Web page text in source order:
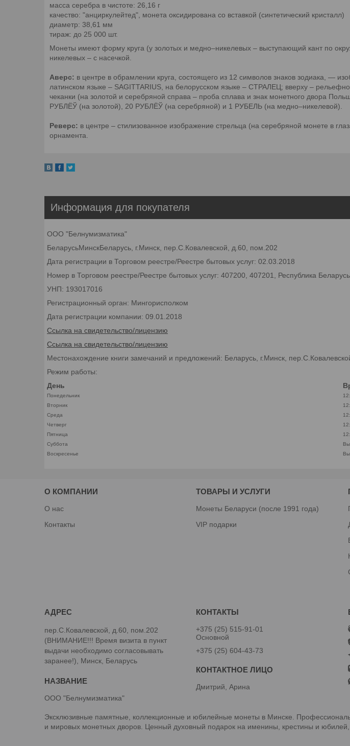
масса серебра в чистоте: 26,16 г
качество: "анциркулейтед", монета оксидирована со вставкой (синтетический кристалл)
диаметр: 38,61 мм
тираж: до 25 000 шт.
Монеты имеют форму круга (у золотых и медно–никелевых – выступающий кант по
никелевых – с насечкой.
Аверс: в центре в обрамлении круга, состоящего из 12 символов знаков зодиака, —
латинском языке – SAGITTARIUS, на белорусском языке – СТРАЛЕЦ; вверху –
чеканки (на золотой и серебряной справа – проба сплава и знак монетного двора
РУБЛЁЎ (на золотой), 20 РУБЛЁЎ (на серебряной) и 1 РУБЕЛЬ (на медно–никелевой).
Реверс: в центре – стилизованное изображение стрельца (на серебряной монете в
орнамента.
Информация для покупателя
ООО "Белнумизматика"
БеларусьМинскБеларусь, г.Минск, пер.С.Ковалевской, д.60, пом.202
Дата регистрации в Торговом реестре/Реестре бытовых услуг: 02.03.2018
Номер в Торговом реестре/Реестре бытовых услуг: 407200, 407201, Республика Беларусь
УНП: 193017016
Регистрационный орган: Мингорисполком
Дата регистрации компании: 09.01.2018
Ссылка на свидетельство/лицензию
Ссылка на свидетельство/лицензию
Местонахождение книги замечаний и предложений: Беларусь, г.Минск,
Режим работы:
День
Понедельник
Вторник
Среда
Четверг
Пятница
Суббота
Воскресенье
О КОМПАНИИ
О нас
Контакты
ТОВАРЫ И УСЛУГИ
Монеты Беларуси (после 1991 года)
VIP подарки
пер.С.Ковалевской, д.60, пом.202
(ВНИМАНИЕ!!! Время визита в пункт
выдачи необходимо согласовывать
заранее!), Минск, Беларусь
ООО "Белнумизматика"
+375 (25) 515-91-01
Основной
+375 (25) 604-43-73
Дмитрий, Арина
Эксклюзивные памятные, коллекционные и юбилейные монеты в Минске.
и мировых монетных дворов. Ценный духовный подарок на именины, крестины и